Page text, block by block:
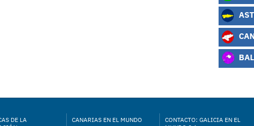
DE LA
CANARIAS EN EL MUNDO
CONTACTO: GALICIA EN EL